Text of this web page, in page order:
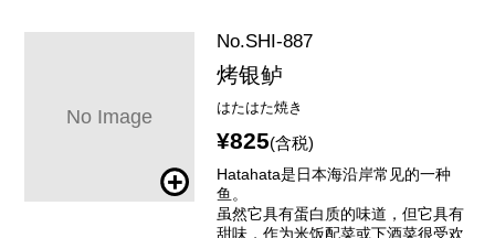
No.SHI-887
烤银鲈
はたはた焼き
¥825(含税)
Hatahata是日本海沿岸常见的一种
鱼。
虽然它具有蛋白质的味道，但它具有
甜味，作为米饭配菜或下酒菜很受欢